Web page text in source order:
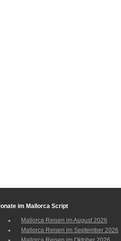
im Mallorca Script
Mallorca Reisen im August 2026
Mallorca Reisen im September 2026